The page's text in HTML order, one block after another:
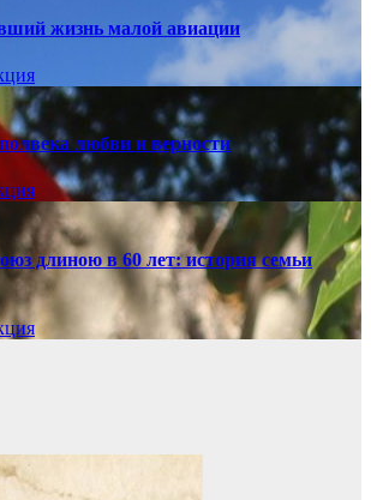
жизнь малой авиации
любви и верности
длиною в 60 лет: история семьи